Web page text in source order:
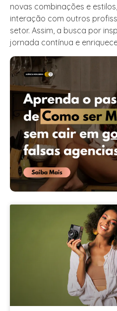
novas combinações e
interação com outros
setor. Assim, a busca por
jornada contínua e